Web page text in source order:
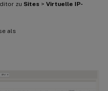
zu Sites > Virtuelle IP-
als